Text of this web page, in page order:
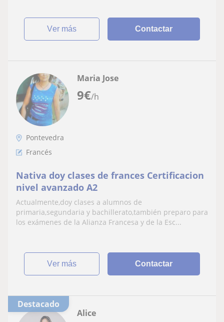
ver más Contactar
9€/h
Maria Jose
Pontevedra
Francés
Nativa doy clases de frances Certificacion
nivel avanzado A2
Actualmente,doy clases a alumnos de
primaria,segundaria y bachillerato,también preparo para
los exámenes de la Alianza Francesa y de la Esc...
ver más Contactar
Destacado
Alice